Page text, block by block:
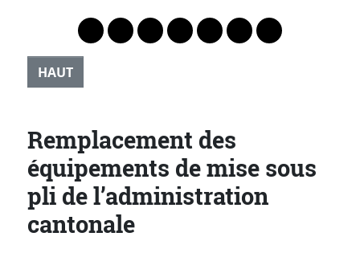
Lien vers le profil Mastodon
Lien vers le profil Bluesky
Lien vers le profil Instagram
Lien vers le profil Linkedin
Lien vers le profil
Lien vers le profil
Partager par
HAUT
Remplacement des
équipements de mise sous
pli de l’administration
cantonale